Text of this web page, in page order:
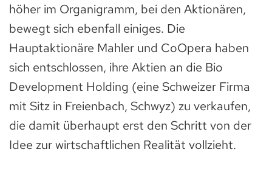
höher im Organigramm, bei den Aktionären,
bewegt sich ebenfall einiges. Die
Hauptaktionäre Mahler und CoOpera haben
sich entschlossen, ihre Aktien an die Bio
Development Holding (eine Schweizer Firma
mit Sitz in Freienbach, Schwyz) zu verkaufen,
die damit überhaupt erst den Schritt von der
Idee zur wirtschaftlichen Realität vollzieht.